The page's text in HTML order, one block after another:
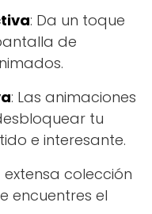
: Da un toque
de
: Las animaciones
tu
e interesante.
extensa colección
encuentres el